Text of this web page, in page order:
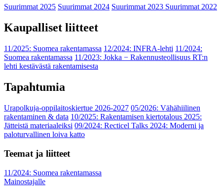
Suurimmat 2025 Suurimmat 2024 Suurimmat 2023 Suurimmat 2022
Kaupalliset liitteet
11/2025: Suomea rakentamassa 12/2024: INFRA-lehti 11/2024:
Suomea rakentamassa 11/2023: Jokka − Rakennusteollisuus RT:n
lehti kestävästä rakentamisesta
Tapahtumia
Urapolkuja-oppilaitoskiertue 2026-2027 05/2026: Vähähiilinen
rakentaminen & data 10/2025: Rakentamisen kiertotalous 2025:
Jätteistä materiaaleiksi 09/2024: Recticel Talks 2024: Moderni ja
paloturvallinen loiva katto
Teemat ja liitteet
11/2024: Suomea rakentamassa
Mainostajalle